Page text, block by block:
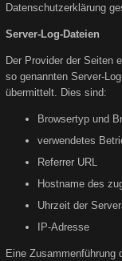
Datenschutzerklärung
Server-Log-Dateien
Der Provider der Seiten
so genannten Server-
übermittelt. Dies sind:
Browsertyp und
verwendetes
Referrer URL
Hostname des
Uhrzeit der
IP-Adresse
Eine Zusammenführung